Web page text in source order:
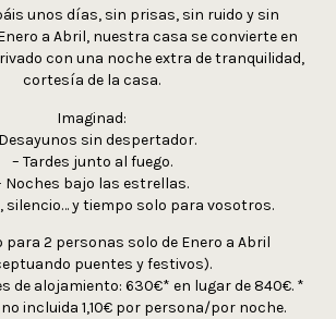
unos días, sin prisas, sin ruido y sin
a Abril, nuestra casa se convierte en
con una noche extra de tranquilidad,
cortesía de la casa.
Imaginad:
sin despertador.
– Tardes junto al fuego.
Noches bajo las estrellas.
silencio… y tiempo solo para vosotros.
para 2 personas solo de Enero a Abril
puentes y festivos).
de alojamiento: 630€* en lugar de 840€. *
incluida 1,10€ por persona/por noche.